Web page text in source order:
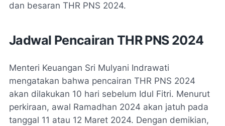
dan besaran THR PNS 2024.
Jadwal Pencairan THR PNS 2024
Menteri Keuangan Sri Mulyani Indrawati
mengatakan bahwa pencairan THR PNS 2024
akan dilakukan 10 hari sebelum Idul Fitri. Menurut
perkiraan, awal Ramadhan 2024 akan jatuh pada
tanggal 11 atau 12 Maret 2024. Dengan demikian,